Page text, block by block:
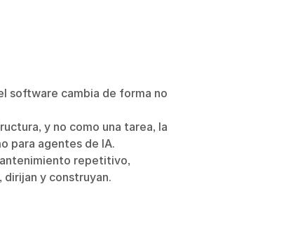
software cambia de forma no
y no como una tarea, la
para agentes de IA.
repetitivo,
y construyan.